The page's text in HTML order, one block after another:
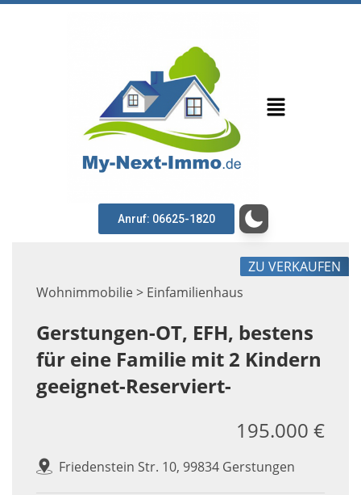
Anruf: 06625-1820
Wohnimmobilie > Einfamilienhaus
ZU VERKAUFEN
Gerstungen-OT, EFH, bestens
für eine Familie mit 2 Kindern
geeignet-Reserviert-
Friedenstein Str. 10, 99834 Gerstungen
195.000 €